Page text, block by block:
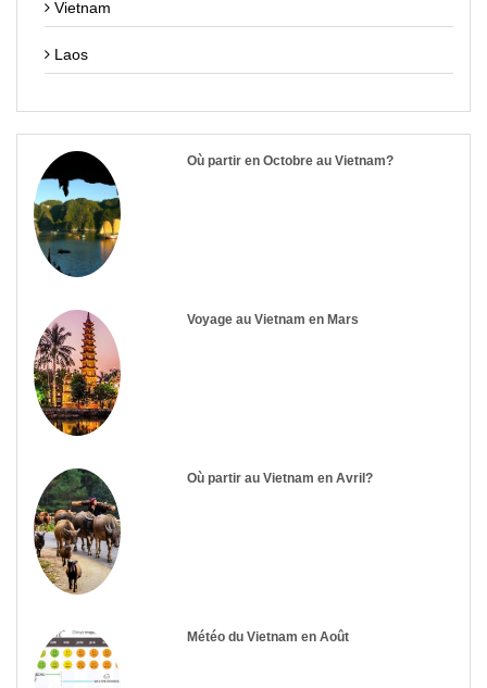
Vietnam
Laos
Où partir en Octobre au Vietnam?
Voyage au Vietnam en Mars
Où partir au Vietnam en Avril?
Météo du Vietnam en Août